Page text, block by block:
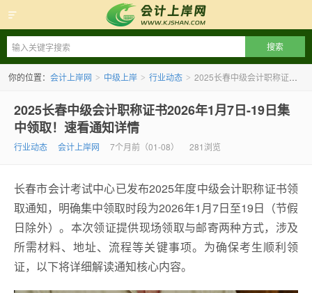
会计上岸网
你的位置： 会计上岸网 > 中级上岸 > 行业动态 > 2025长春中级会计职称证书2026年1月7日-19日集中领取！速看通知详情
2025长春中级会计职称证书2026年1月7日-19日集
中领取！速看通知详情
行业动态 会计上岸网 7个月前（01-08） 281浏览
长春市会计考试中心已发布2025年度中级会计职称证书领
取通知，明确集中领取时段为2026年1月7日至19日（节假
日除外）。本次领证提供现场领取与邮寄两种方式，涉及
所需材料、地址、流程等关键事项。为确保考生顺利领
证，以下将详细解读通知核心内容。